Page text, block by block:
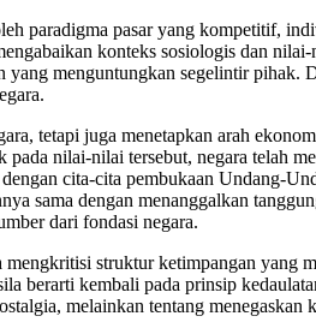
paradigma pasar yang kompetitif,
konteks sosiologis dan
menguntungkan segelintir
tetapi juga menetapkan arah
nilai-nilai tersebut, negara telah
cita-cita pembukaan Undang-
sama dengan menanggalkan
dari fondasi negara.
struktur ketimpangan
berarti kembali pada prinsip
melainkan tentang